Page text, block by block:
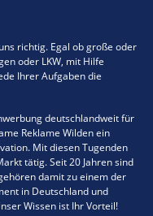
richtig. Egal ob große oder
oder LKW, mit Hilfe
Ihrer Aufgaben die
deutschlandweit für
Reklame Wilden ein
Mit diesen Tugenden
tätig. Seit 20 Jahren sind
damit zu einem der
in Deutschland und
Wissen ist Ihr Vorteil!